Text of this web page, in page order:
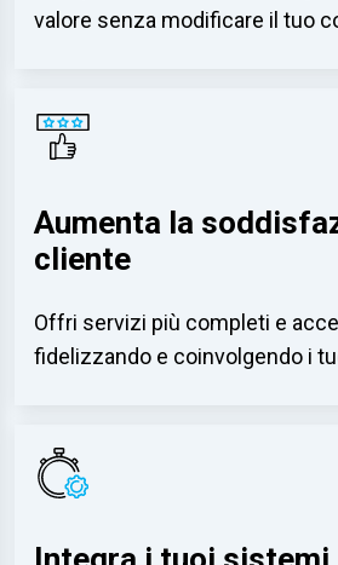
valore senza modificare il tuo
Aumenta la
cliente
Offri servizi più completi e
fidelizzando e coinvolgendo i